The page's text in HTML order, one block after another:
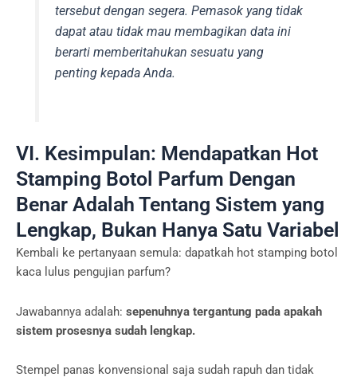
tersebut dengan segera. Pemasok yang tidak
dapat atau tidak mau membagikan data ini
berarti memberitahukan sesuatu yang
penting kepada Anda.
VI. Kesimpulan: Mendapatkan Hot
Stamping Botol Parfum Dengan
Benar Adalah Tentang Sistem yang
Lengkap, Bukan Hanya Satu Variabel
Kembali ke pertanyaan semula: dapatkah hot stamping botol
kaca lulus pengujian parfum?
Jawabannya adalah: sepenuhnya tergantung pada apakah
sistem prosesnya sudah lengkap.
Stempel panas konvensional saja sudah rapuh dan tidak